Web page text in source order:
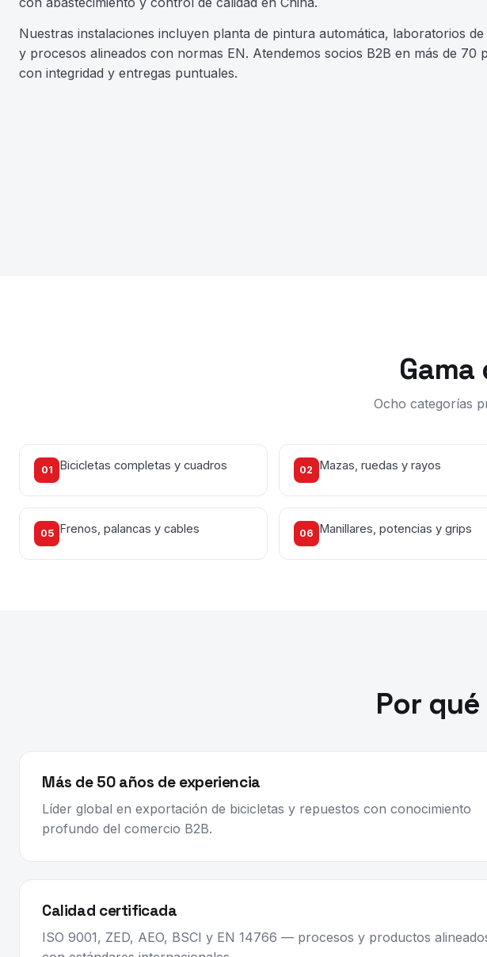
Nuestras instalaciones incluyen planta de pintura automática, laboratorios
y procesos alineados con normas EN. Atendemos socios B2B en más de 70
con integridad y entregas puntuales.
Ocho categorías
01 Bicicletas completas y cuadros 02 Mazas, ruedas y rayos
05 Frenos, palancas y cables 06 Manillares, potencias y grips
Por
Más de 50 años de experiencia
Líder global en exportación de bicicletas y repuestos con conocimiento
profundo del comercio B2B.
Calidad certificada
ISO 9001, ZED, AEO, BSCI y EN 14766 — procesos y productos